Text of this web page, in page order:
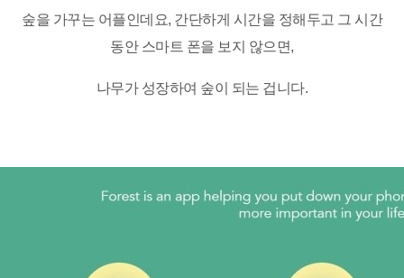
숲을 가꾸는 어플인데요, 간단하게 시간을 정해두고 그 시간
동안 스마트 폰을 보지 않으면,
나무가 성장하여 숲이 되는 겁니다.